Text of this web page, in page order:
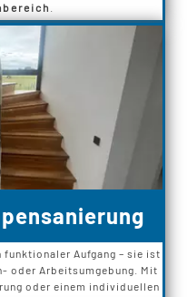
Aufgang – sie ist
oder Arbeitsumgebung. Mit
oder einem individuellen